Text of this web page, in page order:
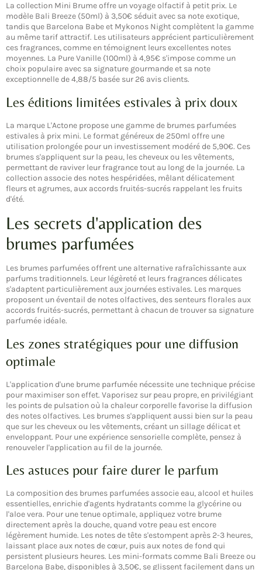
La collection Mini Brume offre un voyage olfactif à petit prix. Le
modèle Bali Breeze (50ml) à 3,50€ séduit avec sa note exotique,
tandis que Barcelona Babe et Mykonos Night complètent la gamme
au même tarif attractif. Les utilisateurs apprécient particulièrement
ces fragrances, comme en témoignent leurs excellentes notes
moyennes. La Pure Vanille (100ml) à 4,95€ s'impose comme un
choix populaire avec sa signature gourmande et sa note
exceptionnelle de 4,88/5 basée sur 26 avis clients.
Les éditions limitées estivales à prix doux
La marque L'Actone propose une gamme de brumes parfumées
estivales à prix mini. Le format généreux de 250ml offre une
utilisation prolongée pour un investissement modéré de 5,90€. Ces
brumes s'appliquent sur la peau, les cheveux ou les vêtements,
permettant de raviver leur fragrance tout au long de la journée. La
collection associe des notes hespéridées, mêlant délicatement
fleurs et agrumes, aux accords fruités-sucrés rappelant les fruits
d'été.
Les secrets d'application des
brumes parfumées
Les brumes parfumées offrent une alternative rafraîchissante aux
parfums traditionnels. Leur légèreté et leurs fragrances délicates
s'adaptent particulièrement aux journées estivales. Les marques
proposent un éventail de notes olfactives, des senteurs florales aux
accords fruités-sucrés, permettant à chacun de trouver sa signature
parfumée idéale.
Les zones stratégiques pour une diffusion
optimale
L'application d'une brume parfumée nécessite une technique précise
pour maximiser son effet. Vaporisez sur peau propre, en privilégiant
les points de pulsation où la chaleur corporelle favorise la diffusion
des notes olfactives. Les brumes s'appliquent aussi bien sur la peau
que sur les cheveux ou les vêtements, créant un sillage délicat et
enveloppant. Pour une expérience sensorielle complète, pensez à
renouveler l'application au fil de la journée.
Les astuces pour faire durer le parfum
La composition des brumes parfumées associe eau, alcool et huiles
essentielles, enrichie d'agents hydratants comme la glycérine ou
l'aloe vera. Pour une tenue optimale, appliquez votre brume
directement après la douche, quand votre peau est encore
légèrement humide. Les notes de tête s'estompent après 2-3 heures,
laissant place aux notes de cœur, puis aux notes de fond qui
persistent plusieurs heures. Les mini-formats comme Bali Breeze ou
Barcelona Babe, disponibles à 3,50€, se glissent facilement dans un